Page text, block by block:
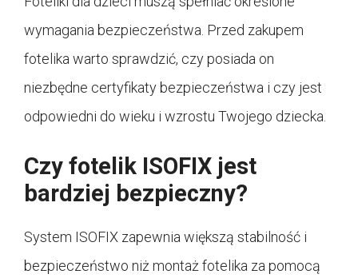
wymagania bezpieczeństwa. Przed zakupem
fotelika warto sprawdzić, czy posiada on
niezbędne certyfikaty bezpieczeństwa i czy jest
odpowiedni do wieku i wzrostu Twojego dziecka.
Czy fotelik ISOFIX jest
bardziej bezpieczny?
System ISOFIX zapewnia większą stabilność i
bezpieczeństwo niż montaż fotelika za pomocą